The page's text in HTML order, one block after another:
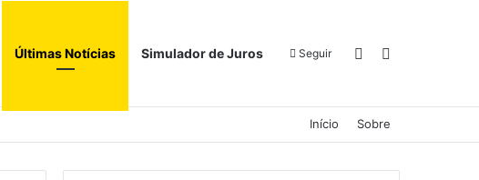
Últimas Notícias Simulador de Juros Seguir Switch skin
Início Sobre